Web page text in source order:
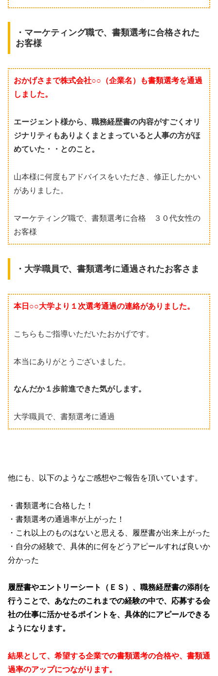
・マーケティング職で、書類選考に合格された
お客様
おかげさまで株式会社○○（企業名）も書類選考を通過
しました。
エージェント様から、職務経歴書の内容がすごくオリ
ジナリティもありよくまとまっていると人事の方がほ
めていた・・とのこと。
山本様に何度もアドバイスをいただき、修正したかい
がありました。
マーケティング職で、書類選考に合格 ３０代女性の
お客様
・大学職員で、書類選考に通過されたお客さま
本日○○大学より１次選考通過の連絡がありました。
こちらもご指導いただいたおかげです。
本当にありがとうございました。
なんだか１歩前進できた気がします。
大学職員で、書類選考に通過
他にも、以下のようなご感想やご報告を頂いています。
・書類選考に合格した！
・書類選考の通過率が上がった！
・これ以上のものはないと思える、履歴書が出来上がった
・自分の経験で、具体的に何をどうアピールすれば良いか
分かった
履歴書やエントリーシート（ＥＳ）、職務経歴書の添削を
行うことで、あなたのこれまでの経験の中で、応募する会
社の仕事に活かせるポイントを、具体的にアピールできる
ようになります。
結果として、希望する企業での書類選考の合格や、書類通
過率のアップにつながります。